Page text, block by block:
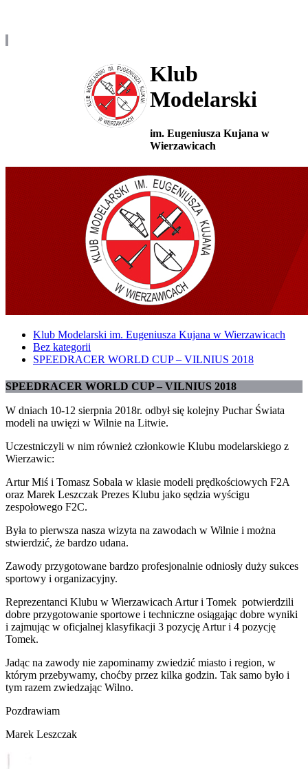
Klub
Modelarski
im. Eugeniusza Kujana w
Wierzawicach
Klub Modelarski im. Eugeniusza Kujana w Wierzawicach
Bez kategorii
SPEEDRACER WORLD CUP – VILNIUS 2018
SPEEDRACER WORLD CUP – VILNIUS 2018
W dniach 10-12 sierpnia 2018r. odbył się kolejny Puchar Świata
modeli na uwięzi w Wilnie na Litwie.
Uczestniczyli w nim również członkowie Klubu modelarskiego z
Wierzawic:
Artur Miś i Tomasz Sobala w klasie modeli prędkościowych F2A
oraz Marek Leszczak Prezes Klubu jako sędzia wyścigu
zespołowego F2C.
Była to pierwsza nasza wizyta na zawodach w Wilnie i można
stwierdzić, że bardzo udana.
Zawody przygotowane bardzo profesjonalnie odniosły duży sukces
sportowy i organizacyjny.
Reprezentanci Klubu w Wierzawicach Artur i Tomek potwierdzili
dobre przygotowanie sportowe i techniczne osiągając dobre wyniki
i zajmując w oficjalnej klasyfikacji 3 pozycję Artur i 4 pozycję
Tomek.
Jadąc na zawody nie zapominamy zwiedzić miasto i region, w
którym przebywamy, choćby przez kilka godzin. Tak samo było i
tym razem zwiedzając Wilno.
Pozdrawiam
Marek Leszczak